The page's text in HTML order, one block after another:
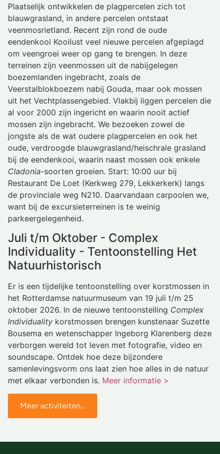
Plaatselijk ontwikkelen de plagpercelen zich tot
blauwgrasland, in andere percelen ontstaat
veenmosrietland. Recent zijn rond de oude
eendenkooi Kooilust veel nieuwe percelen afgeplagd
om veengroei weer op gang te brengen. In deze
terreinen zijn veenmossen uit de nabijgelegen
boezemlanden ingebracht, zoals de
Veerstalblokboezem nabij Gouda, maar ook mossen
uit het Vechtplassengebied. Vlakbij liggen percelen die
al voor 2000 zijn ingericht en waarin nooit actief
mossen zijn ingebracht. We bezoeken zowel de
jongste als de wat oudere plagpercelen en ook het
oude, verdroogde blauwgrasland/heischrale grasland
bij de eendenkooi, waarin naast mossen ook enkele
Cladonia-soorten groeien. Start: 10:00 uur bij
Restaurant De Loet (Kerkweg 279, Lekkerkerk) langs
de provinciale weg N210. Daarvandaan carpoolen we,
want bij de excursieterreinen is te weinig
parkeergelegenheid.
Juli t/m Oktober - Complex
Individuality - Tentoonstelling Het
Natuurhistorisch
Er is een tijdelijke tentoonstelling over korstmossen in
het Rotterdamse natuurmuseum van 19 juli t/m 25
oktober 2026. In de nieuwe tentoonstelling Complex
Individuality korstmossen brengen kunstenaar Suzette
Bousema en wetenschapper Ingeborg Klarenberg deze
verborgen wereld tot leven met fotografie, video en
soundscape. Ontdek hoe deze bijzondere
samenlevingsvorm ons laat zien hoe alles in de natuur
met elkaar verbonden is. Meer informatie >
Meer activiteiten...